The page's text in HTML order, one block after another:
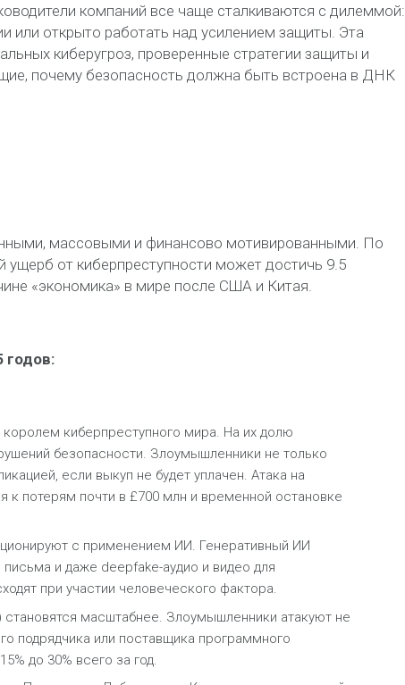
компаний все чаще сталкиваются с дилеммой:
или открыто работать над усилением защиты. Эта
киберугроз, проверенные стратегии защиты и
почему безопасность должна быть встроена в ДНК
массовыми и финансово мотивированными. По
ущерб от киберпреступности может достичь 9.5
«экономика» в мире после США и Китая.
годов:
киберпреступного мира. На их долю
безопасности. Злоумышленники не только
если выкуп не будет уплачен. Атака на
к потерям почти в £700 млн и временной остановке
с применением ИИ. Генеративный ИИ
и даже deepfake-аудио и видео для
при участии человеческого фактора.
масштабнее. Злоумышленники атакуют не
подрядчика или поставщика программного
до 30% всего за год.